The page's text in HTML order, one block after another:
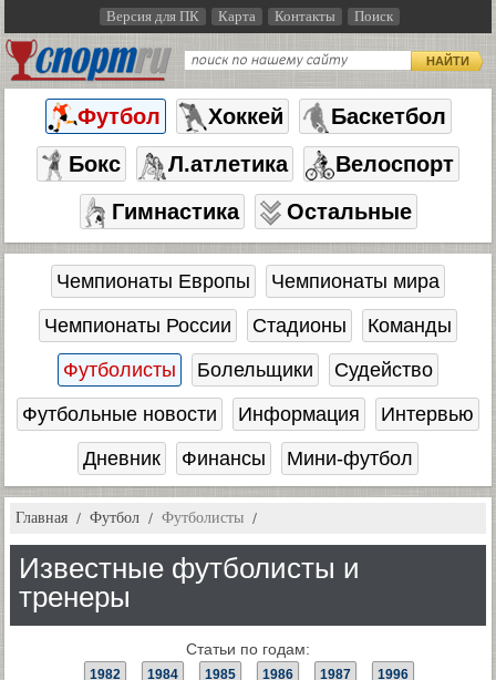
Версия для ПК Карта Контакты Поиск
НАЙТИ
Футбол Хоккей
Баскетбол
Бокс
Л.атлетика
Велоспорт
Гимнастика
Остальные
Чемпионаты Европы
Чемпионаты мира
Чемпионаты России
Стадионы
Команды
Футболисты
Болельщики
Судейство
Футбольные новости
Информация
Интервью
Дневник
Финансы Мини-футбол
Главная Футбол Футболисты
Известные футболисты и
тренеры
Статьи по годам:
1982 1984 1985 1986 1987 1996